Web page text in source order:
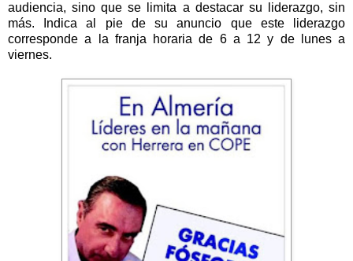
audiencia, sino que se limita a destacar su liderazgo, sin
más. Indica al pie de su anuncio que este liderazgo
corresponde a la franja horaria de 6 a 12 y de lunes a
viernes.